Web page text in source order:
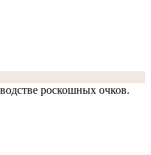
роскошных очков.